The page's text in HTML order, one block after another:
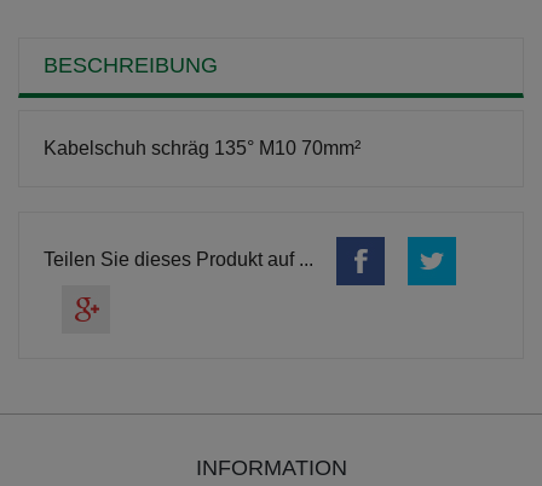
BESCHREIBUNG
Kabelschuh schräg 135° M10 70mm²
Teilen Sie dieses Produkt auf ...
INFORMATION